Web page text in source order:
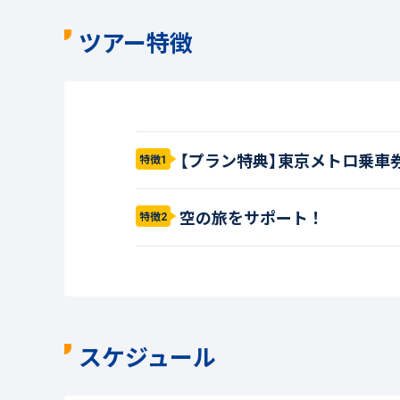
ツアー特徴
特徴1 【プラン特典】東京メトロ乗車
特徴2 空の旅をサポート！
スケジュール